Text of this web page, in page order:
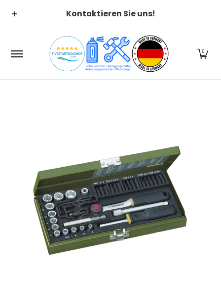
Zum Hauptinhalt springenKontaktieren Sie uns!
0